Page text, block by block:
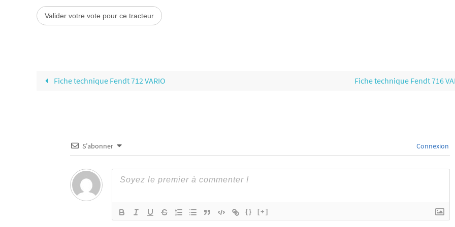
Fiche technique Fendt 712 VARIO Fiche technique Fendt 716
S’abonner Connexion
{} [+]